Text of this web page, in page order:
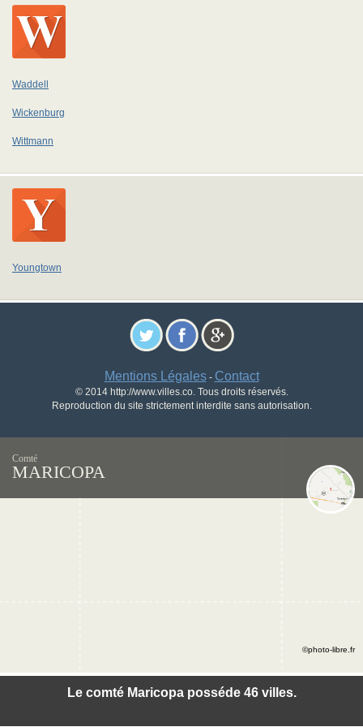
Waddell
Wickenburg
Wittmann
Youngtown
Mentions Légales- Contact
© 2014 http://www.villes.co. Tous droits réservés.
Reproduction du site strictement interdite sans autorisation.
Comté
MARICOPA
Le comté Maricopa posséde 46 villes.
©photo-libre.fr